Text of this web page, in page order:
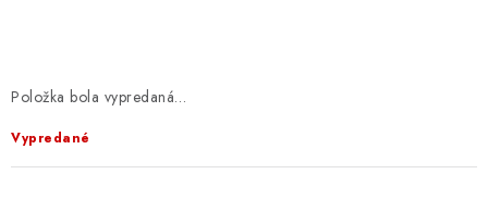
NA STUDENÚ VODU
DARČEKOVÝ POUKAZ
Položka bola vypredaná…
Vypredané